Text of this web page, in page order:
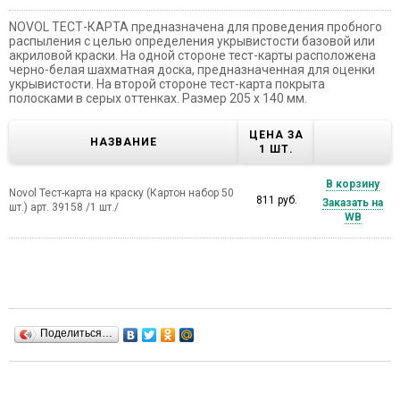
NOVOL ТЕСТ-КАРТА предназначена для проведения пробного
распыления с целью определения укрывистости базовой или
акриловой краски. На одной стороне тест-карты расположена
черно-белая шахматная доска, предназначенная для оценки
укрывистости. На второй стороне тест-карта покрыта
полосками в серых оттенках. Размер 205 х 140 мм.
НАЗВАНИЕ
ЦЕНА ЗА
1 ШТ.
Novol Тест-карта на краску (Картон набор 50
шт.) арт. 39158 /1 шт./
811 руб.
В корзину
Заказать на
WB
Поделиться…